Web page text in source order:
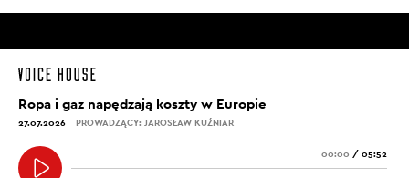
Ropa i gaz napędzają koszty w Europie
27.07.2026 PROWADZĄCY: JAROSŁAW KUŹNIAR
00:00 / 05:52